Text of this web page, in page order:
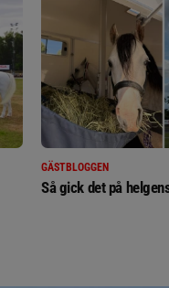
GÄSTBLOGGEN
Så gick det på